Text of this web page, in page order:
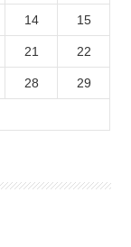
14 15
21 22
28 29